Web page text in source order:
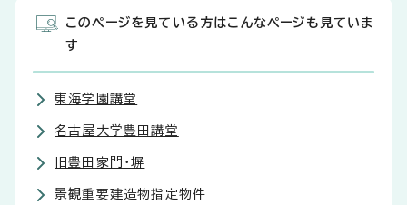
このページを見ている方はこんなページも見ていま
す
東海学園講堂
名古屋大学豊田講堂
旧豊田家門・塀
景観重要建造物指定物件